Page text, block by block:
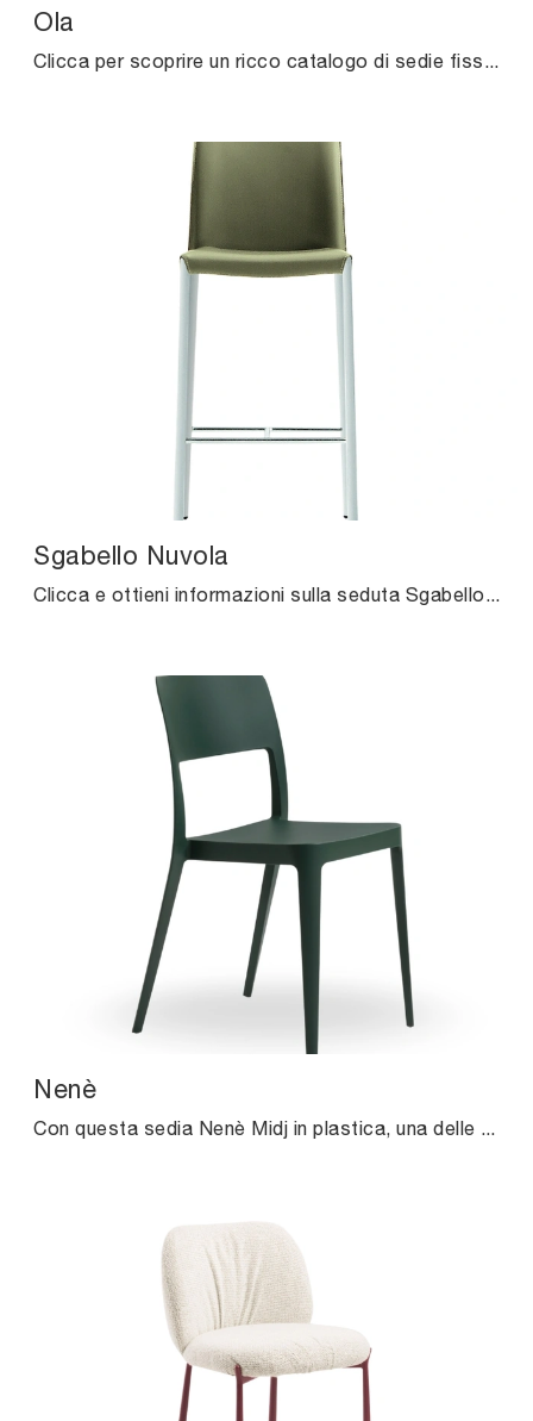
Ola
Clicca per scoprire un ricco catalogo di sedie fisse per stanze design: il modello Ola di Midj ti attende!
Sgabello Nuvola
Clicca e ottieni informazioni sulla seduta Sgabello Nuvola di Midj in cuoio: le più belle Sedie sgabelli moderne ti attendono.
Nenè
Con questa sedia Nenè Midj in plastica, una delle nostre sedute impilabili moderne, potrai arricchire i tuoi locali.